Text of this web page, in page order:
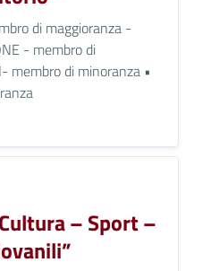
di maggioranza -
- membro di
membro di minoranza •
– Sport –